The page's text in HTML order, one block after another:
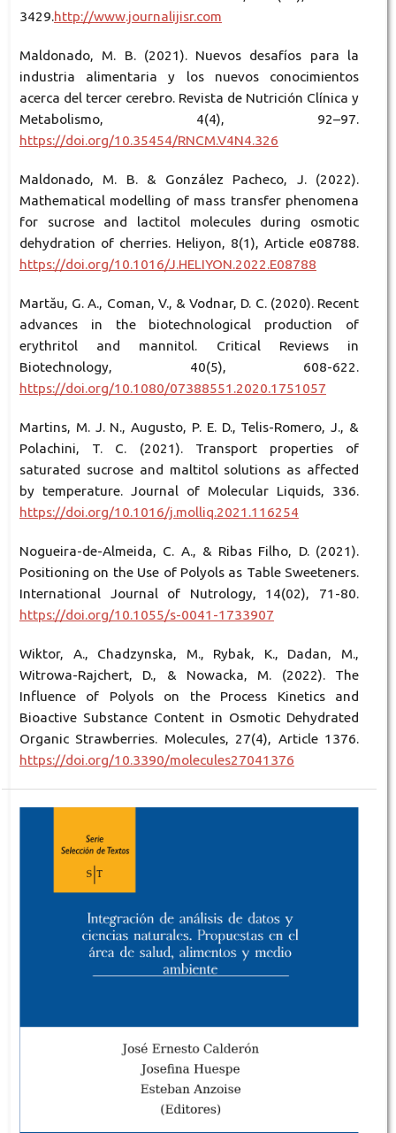
3429.http://www.journalijisr.com
Maldonado, M. B. (2021). Nuevos desafíos para la
industria alimentaria y los nuevos conocimientos
acerca del tercer cerebro. Revista de Nutrición Clínica y
Metabolismo, 4(4), 92–97.
https://doi.org/10.35454/RNCM.V4N4.326
Maldonado, M. B. & González Pacheco, J. (2022).
Mathematical modelling of mass transfer phenomena
for sucrose and lactitol molecules during osmotic
dehydration of cherries. Heliyon, 8(1), Article e08788.
https://doi.org/10.1016/J.HELIYON.2022.E08788
Martău, G. A., Coman, V., & Vodnar, D. C. (2020). Recent
advances in the biotechnological production of
erythritol and mannitol. Critical Reviews in
Biotechnology, 40(5), 608-622.
https://doi.org/10.1080/07388551.2020.1751057
Martins, M. J. N., Augusto, P. E. D., Telis-Romero, J., &
Polachini, T. C. (2021). Transport properties of
saturated sucrose and maltitol solutions as affected
by temperature. Journal of Molecular Liquids, 336.
https://doi.org/10.1016/j.molliq.2021.116254
Nogueira-de-Almeida, C. A., & Ribas Filho, D. (2021).
Positioning on the Use of Polyols as Table Sweeteners.
International Journal of Nutrology, 14(02), 71-80.
https://doi.org/10.1055/s-0041-1733907
Wiktor, A., Chadzynska, M., Rybak, K., Dadan, M.,
Witrowa-Rajchert, D., & Nowacka, M. (2022). The
Influence of Polyols on the Process Kinetics and
Bioactive Substance Content in Osmotic Dehydrated
Organic Strawberries. Molecules, 27(4), Article 1376.
https://doi.org/10.3390/molecules27041376